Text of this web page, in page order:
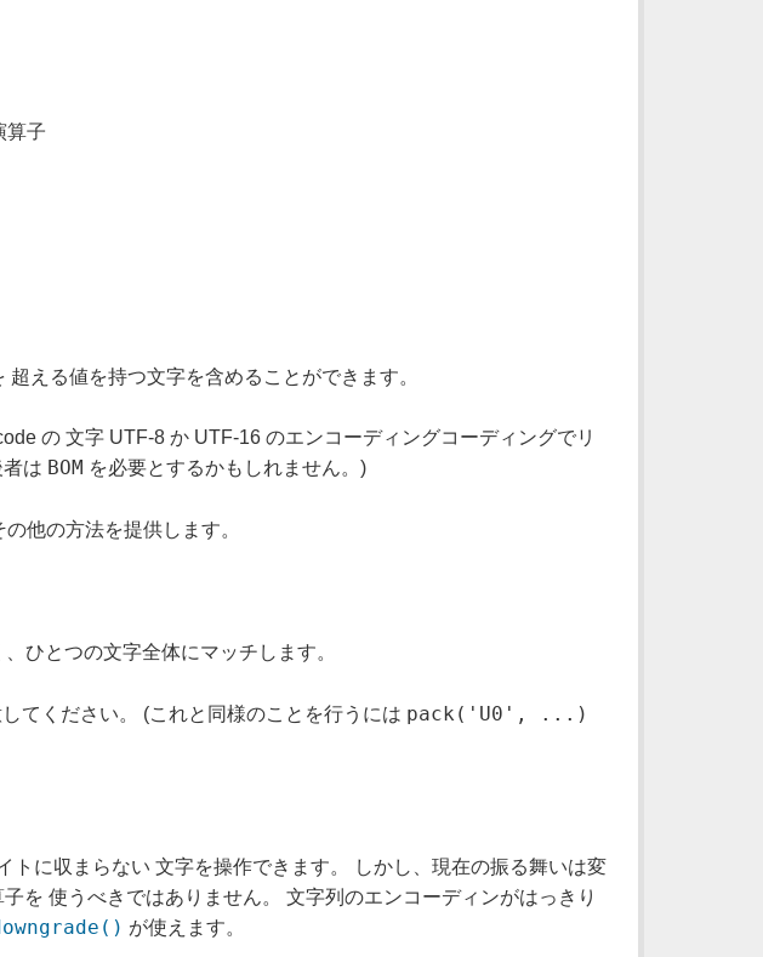
算子
える値を持つ文字を含めることができます。
の 文字 UTF-8 か UTF-16 のエンコーディングコーディングでリ
は BOM を必要とするかもしれません。)
他の方法を提供します。
ひとつの文字全体にマッチします。
てください。 (これと同様のことを行うには pack('U0', ...)
トに収まらない 文字を操作できます。 しかし、現在の振る舞いは変
を 使うべきではありません。 文字列のエンコーディンがはっきり
が使えます。